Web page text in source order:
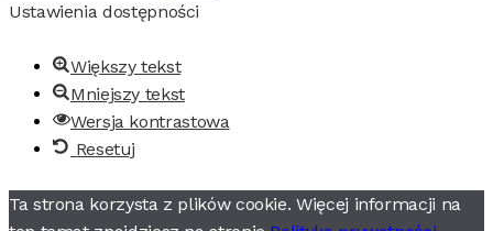
Ustawienia dostępności
Większy tekst
Mniejszy tekst
Wersja kontrastowa
Resetuj
Ta strona korzysta z plików cookie. Więcej informacji na